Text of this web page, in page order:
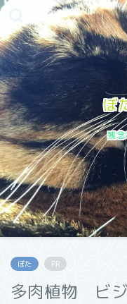
ぼ
残
ぼた PR
多肉植物 ビ